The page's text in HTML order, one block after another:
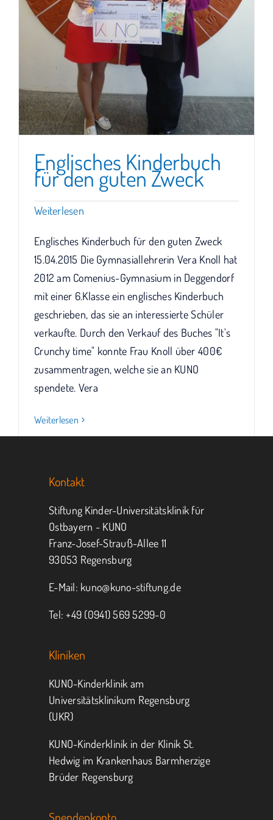
Englisches Kinderbuch
für den guten Zweck
Weiterlesen
Englisches Kinderbuch für den guten Zweck
15.04.2015 Die Gymnasiallehrerin Vera Knoll hat
2012 am Comenius-Gymnasium in Deggendorf
mit einer 6.Klasse ein englisches Kinderbuch
geschrieben, das sie an interessierte Schüler
verkaufte. Durch den Verkauf des Buches "It's
Crunchy time" konnte Frau Knoll über 400€
zusammentragen, welche sie an KUNO
spendete. Vera
Weiterlesen
Kontakt
Stiftung Kinder-Universitätsklinik für
Ostbayern - KUNO
Franz-Josef-Strauß-Allee 11
93053 Regensburg
E-Mail: kuno@kuno-stiftung.de
Tel: +49 (0941) 569 5299-0
Kliniken
KUNO-Kinderklinik am
Universitätsklinikum Regensburg
(UKR)
KUNO-Kinderklinik in der Klinik St.
Hedwig im Krankenhaus Barmherzige
Brüder Regensburg